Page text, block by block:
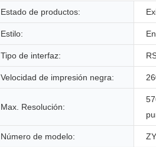
Estado de productos:
Estilo:
Tipo de interfaz:
Velocidad de impresión negra:
Max. Resolución:
Número de modelo: